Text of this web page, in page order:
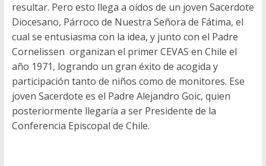
resultar. Pero esto llega a oídos de un joven Sacerdote
Diocesano, Párroco de Nuestra Señora de Fátima, el
cual se entusiasma con la idea, y junto con el Padre
Cornelissen organizan el primer CEVAS en Chile el
año 1971, logrando un gran éxito de acogida y
participación tanto de niños como de monitores. Ese
joven Sacerdote es el Padre Alejandro Goic, quien
posteriormente llegaría a ser Presidente de la
Conferencia Episcopal de Chile.